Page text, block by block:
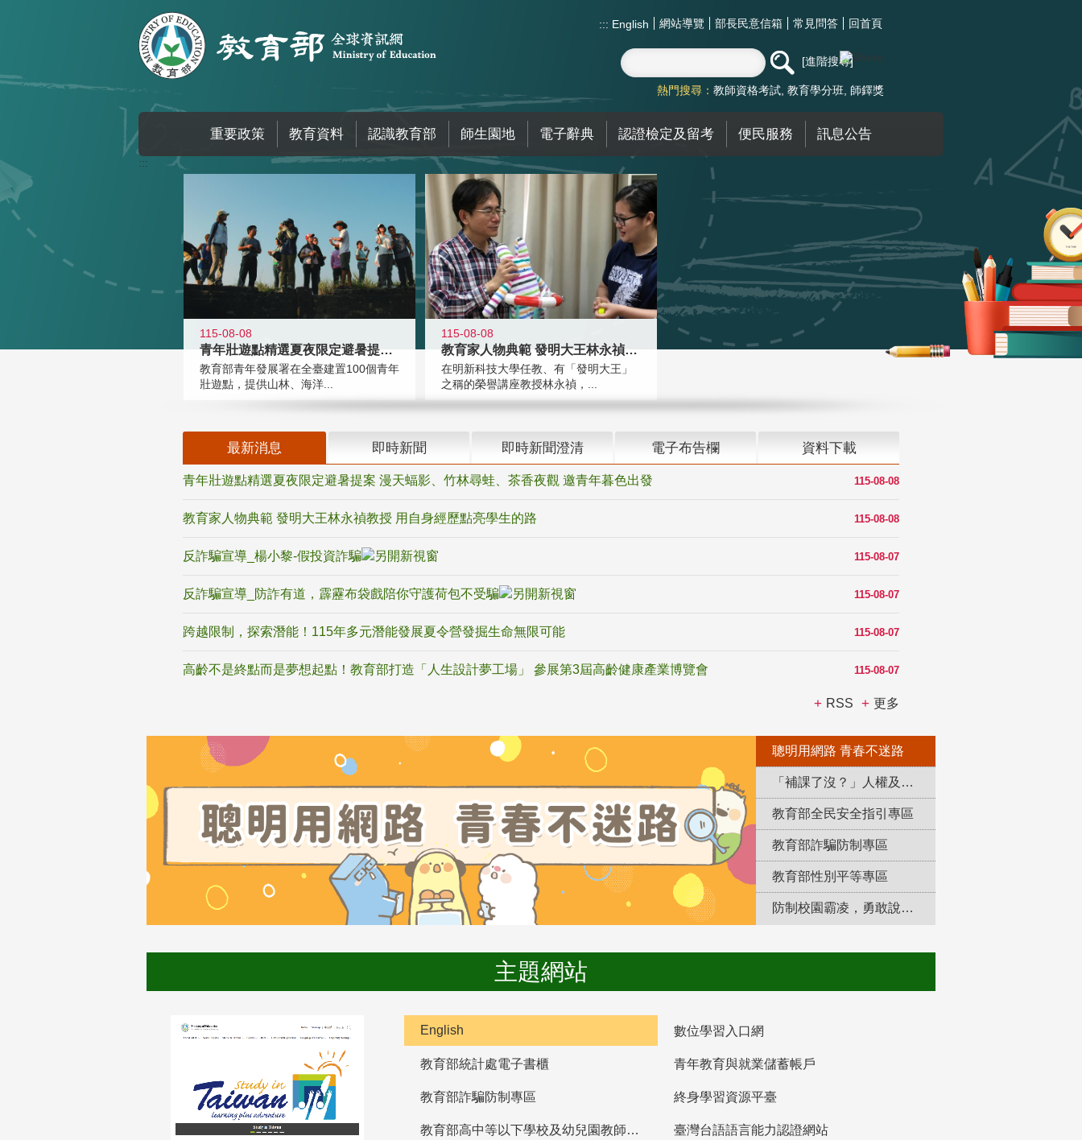
::: English 網站導覽 部長民意信箱 常見問答 回首頁
進階搜尋
熱門搜尋： 教師資格考試 教育學分班 師鐸獎
重要政策 教育資料 認識教育部 師生園地 電子辭典 認證檢定及留考 便民服務 訊息公告
:::
115-08-08
青年壯遊點精選夏夜限定避暑提案 漫
教育部青年發展署在全臺建置100個青年
壯遊點，提供山林、海洋...
115-08-08
教育家人物典範 發明大王林永禎教授
在明新科技大學任教、有「發明大王」
之稱的榮譽講座教授林永禎，...
最新消息 即時新聞 即時新聞澄清 電子布告欄 資料下載
115-08-08
青年壯遊點精選夏夜限定避暑提案 漫天蝠影、竹林尋蛙、茶香夜觀 邀青年暮色出發
115-08-08
教育家人物典範 發明大王林永禎教授 用自身經歷點亮學生的路
115-08-07
反詐騙宣導_楊小黎-假投資詐騙
115-08-07
反詐騙宣導_防詐有道，霹靂布袋戲陪你守護荷包不受騙
115-08-07
跨越限制，探索潛能！115年多元潛能發展夏令營發掘生命無限可能
115-08-07
高齡不是終點而是夢想起點！教育部打造「人生設計夢工場」 參展第3屆高齡健康產業博覽會
RSS 更多
聰明用網路 青春不迷路
「補課了沒？」人權及轉型正義教育專區
教育部全民安全指引專區
教育部詐騙防制專區
教育部性別平等專區
防制校園霸凌，勇敢說出來！
主題網站
English 數位學習入口網
教育部統計處電子書櫃 青年教育與就業儲蓄帳戶
教育部詐騙防制專區 終身學習資源平臺
教育部高中等以下學校及幼兒園教師資格檢定考試 臺灣台語語言能力認證網站